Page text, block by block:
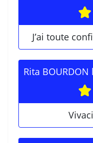
J’ai toute
Rita BOURDON